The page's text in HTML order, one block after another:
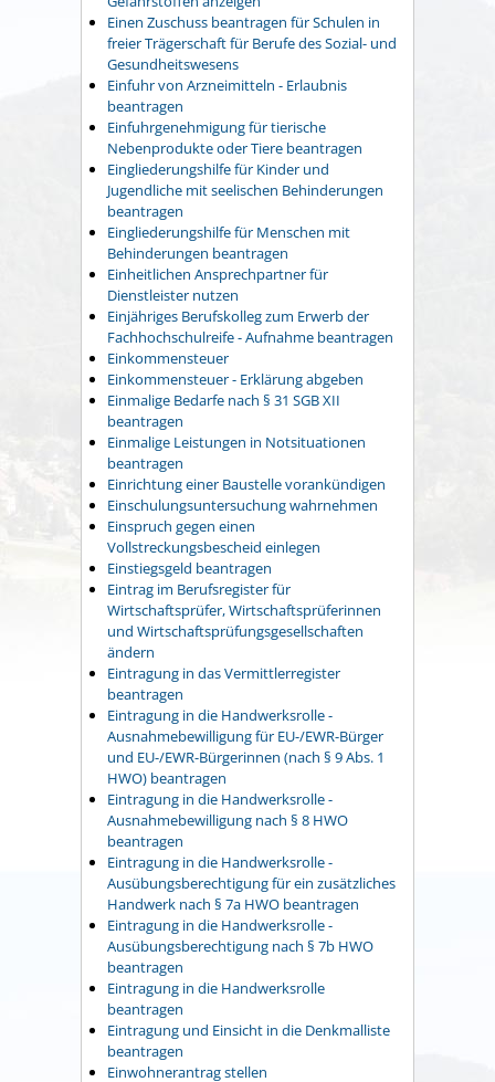
Einen Zuschuss beantragen für Schulen in
freier Trägerschaft für Berufe des Sozial- und
Gesundheitswesens
Einfuhr von Arzneimitteln - Erlaubnis
beantragen
Einfuhrgenehmigung für tierische
Nebenprodukte oder Tiere beantragen
Eingliederungshilfe für Kinder und
Jugendliche mit seelischen Behinderungen
beantragen
Eingliederungshilfe für Menschen mit
Behinderungen beantragen
Einheitlichen Ansprechpartner für
Dienstleister nutzen
Einjähriges Berufskolleg zum Erwerb der
Fachhochschulreife - Aufnahme beantragen
Einkommensteuer
Einkommensteuer - Erklärung abgeben
Einmalige Bedarfe nach § 31 SGB XII
beantragen
Einmalige Leistungen in Notsituationen
beantragen
Einrichtung einer Baustelle vorankündigen
Einschulungsuntersuchung wahrnehmen
Einspruch gegen einen
Vollstreckungsbescheid einlegen
Einstiegsgeld beantragen
Eintrag im Berufsregister für
Wirtschaftsprüfer, Wirtschaftsprüferinnen
und Wirtschaftsprüfungsgesellschaften
ändern
Eintragung in das Vermittlerregister
beantragen
Eintragung in die Handwerksrolle -
Ausnahmebewilligung für EU-/EWR-Bürger
und EU-/EWR-Bürgerinnen (nach § 9 Abs. 1
HWO) beantragen
Eintragung in die Handwerksrolle -
Ausnahmebewilligung nach § 8 HWO
beantragen
Eintragung in die Handwerksrolle -
Ausübungsberechtigung für ein zusätzliches
Handwerk nach § 7a HWO beantragen
Eintragung in die Handwerksrolle -
Ausübungsberechtigung nach § 7b HWO
beantragen
Eintragung in die Handwerksrolle
beantragen
Eintragung und Einsicht in die Denkmalliste
beantragen
Einwohnerantrag stellen